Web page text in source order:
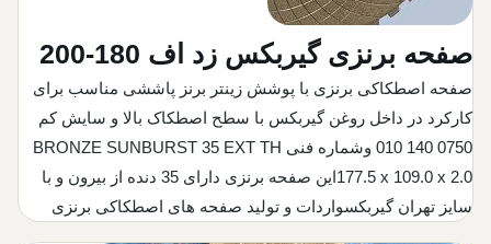
صفحه گرافیتی گیربکس
صفحه گیربکس غلطک
لنت برنزی لقمه ای ماشین مسابقه
فروش صفحه گرافیتی گیربکس
لنت کفشکی
لنت ترمز تراکتور
لنت ترمز لیفتراک
صفحه برنزی گیربکس زد اف 180-200
صفحه اصطکاکی برنزی با پوشش زینتر برنز پاششی مناسب برای
کارکرد در داخل روغن گیربکس با سطح اصطکاک بالا و سایش کم
0750 140 010 وشماره فنی BRONZE SUNBURST 35 EXT TH
177.5 x 109.0 x 2.0این صفحه برنزی دارای 35 دنده از بیرون و با
سایز تهران گیربکسواردات و تولید صفحه های اصطکاکی برنزی